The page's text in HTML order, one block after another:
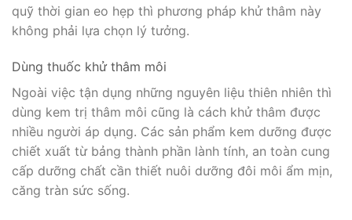
quỹ thời gian eo hẹp thì phương pháp khử thâm này
không phải lựa chọn lý tưởng.
Dùng thuốc khử thâm môi
Ngoài việc tận dụng những nguyên liệu thiên nhiên thì
dùng kem trị thâm môi cũng là cách khử thâm được
nhiều người áp dụng. Các sản phẩm kem dưỡng được
chiết xuất từ bảng thành phần lành tính, an toàn cung
cấp dưỡng chất cần thiết nuôi dưỡng đôi môi ẩm mịn,
căng tràn sức sống.